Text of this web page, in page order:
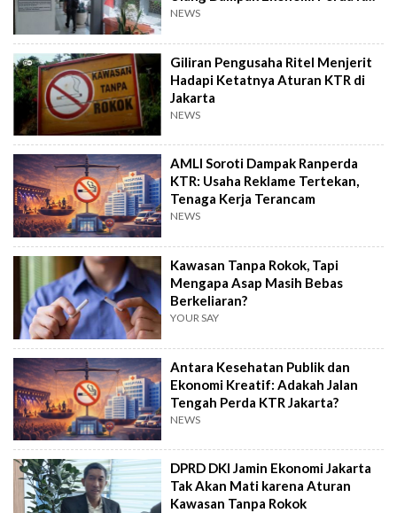
Jakarta
NEWS
Giliran Pengusaha Ritel Menjerit
Hadapi Ketatnya Aturan KTR di
Jakarta
NEWS
AMLI Soroti Dampak Ranperda
KTR: Usaha Reklame Tertekan,
Tenaga Kerja Terancam
NEWS
Kawasan Tanpa Rokok, Tapi
Mengapa Asap Masih Bebas
Berkeliaran?
YOUR SAY
Antara Kesehatan Publik dan
Ekonomi Kreatif: Adakah Jalan
Tengah Perda KTR Jakarta?
NEWS
DPRD DKI Jamin Ekonomi Jakarta
Tak Akan Mati karena Aturan
Kawasan Tanpa Rokok